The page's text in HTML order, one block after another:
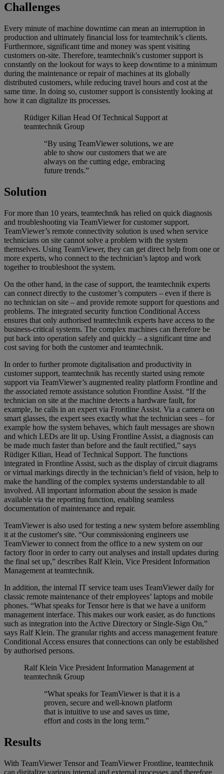
Challenges
Every minute of machine downtime can mean an interruption in
production and ultimately financial loss for teamtechnik’s clients.
Furthermore, significant time and money was spent visiting
customers on-site. Therefore, teamtechnik's customer support is
constantly on the lookout for ways to keep downtime to a minimum
during the maintenance or repair of machines at its globally
distributed customers, while reducing travel hours and cost at the
same time. In doing so, customer support is consistently looking at
how it can digitalize its processes.
Rüdiger Kilian Head Of Technical Support at
teamtechnik Group
“By using TeamViewer solutions, we are
able to show our customers that we are
always on the cutting edge, embracing
future trends.”
Solution
For more than 10 years, teamtechnik has relied on quick diagnosis
and troubleshooting via TeamViewer for customer support.
TeamViewer’s remote connectivity solution is used when service
technicians on site cannot solve a problem with the system
themselves. Using TeamViewer, they can get direct help from one or
more experts, who connect to the technician’s laptop and work
together to troubleshoot the system.
On the other hand, in the case of support, the teamtechnik experts
can connect directly to the customer’s computers – even if there is
no technician on site – and provide remote support for questions and
problems. The integrated security function Conditional Access
ensures that only authorised teamtechnik experts have access to the
business-critical systems. The complex machines can therefore be
put back into operation safely and quickly – a significant time and
cost saving for both the customer and teamtechnik.
In order to further promote digitalisation and productivity in
customer support, teamtechnik has recently started using remote
support via TeamViewer’s augmented reality platform Frontline and
the associated remote assistance solution Frontline Assist. “If the
technician on site at the machine detects a hardware fault, for
example, he calls in an expert via Frontline Assist. Via a camera on
smart glasses, the expert sees exactly what the technician sees – for
example how the system behaves, which fault messages are shown
and which LEDs are lit up. Using Frontline Assist, a diagnosis can
be made much faster than before and the fault rectified,” says
Rüdiger Kilian, Head of Technical Support. The functions
integrated in Frontline Assist, such as the display of circuit diagrams
or virtual markings directly in the technician’s field of vision, help to
make the handling of the complex systems understandable to all
involved. All important information about the session is made
available via the reporting function, enabling seamless
documentation of maintenance and repair.
TeamViewer is also used for testing a new system before assembling
it at the customer's site. “Our commissioning engineers use
TeamViewer to connect from the office to a new system on our
factory floor in order to carry out analyses and install updates during
the final set up,” describes Ralf Klein, Vice President Information
Management at teamtechnik.
In addition, the internal IT service team uses TeamViewer daily for
classic remote maintenance of their employees’ laptops and mobile
phones. “What speaks for Tensor here is that we have a uniform
management interface. This makes our work easier, as do functions
such as integration into the Active Directory or Single-Sign On,”
says Ralf Klein. The granular rights and access management feature
Conditional Access ensures that connections can only be established
by authorised persons.
Ralf Klein Vice President Information Management at
teamtechnik Group
“What speaks for TeamViewer is that it is a
proven, secure and well-known platform
that is intuitive to use and saves us time,
effort and costs in the long term.”
Results
With TeamViewer Tensor and TeamViewer Frontline, teamtechnik
can digitalize various internal and external processes and therefore